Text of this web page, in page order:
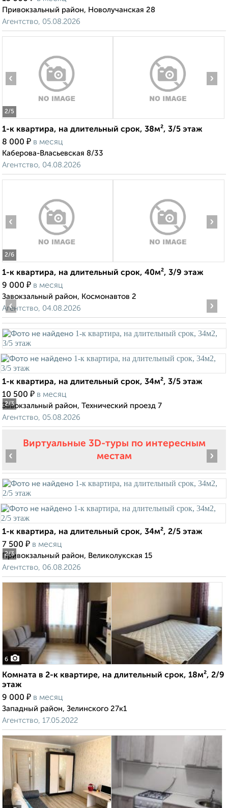
Привокзальный район, Новолучанская 28
Агентство, 05.08.2026
2/5
‹ ›
1-к квартира, на длительный срок, 38м², 3/5 этаж
8 000 ₽ в месяц
Каберова-Власьевская 8/33
Агентство, 04.08.2026
2/6
‹ ›
1-к квартира, на длительный срок, 40м², 3/9 этаж
9 000 ₽ в месяц
Завокзальный район, Космонавтов 2
Агентство, 04.08.2026
2/3
‹ ›
1-к квартира, на длительный срок, 34м², 3/5 этаж
10 500 ₽ в месяц
Завокзальный район, Технический проезд 7
Агентство, 05.08.2026
Виртуальные 3D-туры по интересным
местам
2/3
‹ ›
1-к квартира, на длительный срок, 34м², 2/5 этаж
7 500 ₽ в месяц
Привокзальный район, Великолукская 15
Агентство, 06.08.2026
6
Комната в 2-к квартире, на длительный срок, 18м², 2/9
этаж
9 000 ₽ в месяц
Западный район, Зелинского 27к1
Агентство, 17.05.2022